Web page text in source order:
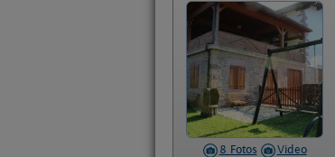
8 Fotos Video